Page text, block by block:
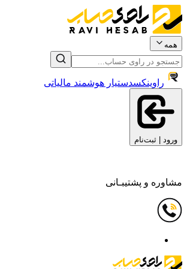
همه
راوینکسدستیار هوشمند مالیاتی
ورود | ثبت‌نام
مشاوره و پشتیبـانی